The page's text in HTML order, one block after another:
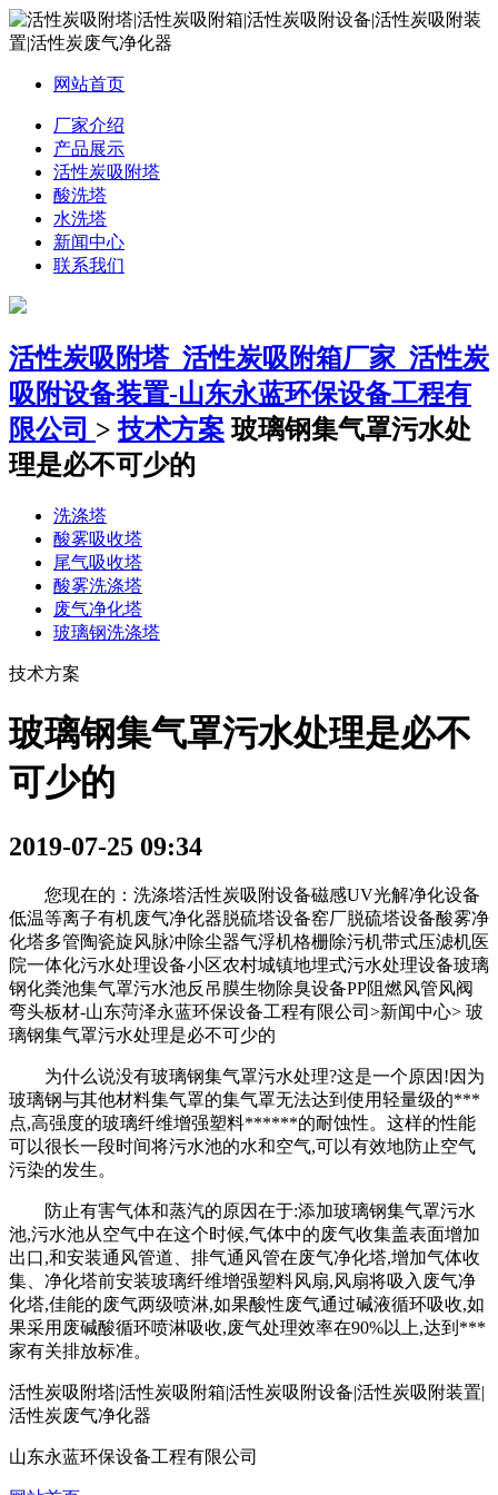
网站首页
厂家介绍
产品展示
活性炭吸附塔
酸洗塔
水洗塔
新闻中心
联系我们
活性炭吸附塔_活性炭吸附箱厂家_活性炭
吸附设备装置-山东永蓝环保设备工程有
限公司 >技术方案玻璃钢集气罩污水处
理是必不可少的
洗涤塔
酸雾吸收塔
尾气吸收塔
酸雾洗涤塔
废气净化塔
玻璃钢洗涤塔
技术方案
玻璃钢集气罩污水处理是必不
可少的
2019-07-25 09:34
您现在的：洗涤塔活性炭吸附设备磁感UV光解净化设备
低温等离子有机废气净化器脱硫塔设备窑厂脱硫塔设备酸雾净
化塔多管陶瓷旋风脉冲除尘器气浮机格栅除污机带式压滤机医
院一体化污水处理设备小区农村城镇地埋式污水处理设备玻璃
钢化粪池集气罩污水池反吊膜生物除臭设备PP阻燃风管风阀
弯头板材-山东菏泽永蓝环保设备工程有限公司>新闻中心> 玻
璃钢集气罩污水处理是必不可少的
为什么说没有玻璃钢集气罩污水处理?这是一个原因!因为
玻璃钢与其他材料集气罩的集气罩无法达到使用轻量级的***
点,高强度的玻璃纤维增强塑料******的耐蚀性。这样的性能
可以很长一段时间将污水池的水和空气,可以有效地防止空气
污染的发生。
防止有害气体和蒸汽的原因在于:添加玻璃钢集气罩污水
池,污水池从空气中在这个时候,气体中的废气收集盖表面增加
出口,和安装通风管道、排气通风管在废气净化塔,增加气体收
集、净化塔前安装玻璃纤维增强塑料风扇,风扇将吸入废气净
化塔,佳能的废气两级喷淋,如果酸性废气通过碱液循环吸收,如
果采用废碱酸循环喷淋吸收,废气处理效率在90%以上,达到***
家有关排放标准。
活性炭吸附塔|活性炭吸附箱|活性炭吸附设备|活性炭吸附装置|
活性炭废气净化器
山东永蓝环保设备工程有限公司